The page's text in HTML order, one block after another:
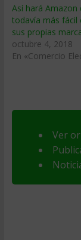
Así hará Amazon
todavía más fácil
sus propias
octubre 4, 2018
En «Comercio
Ver